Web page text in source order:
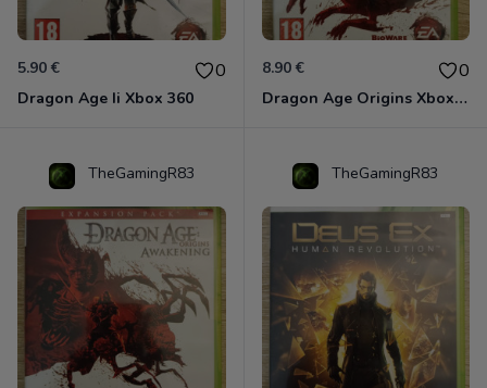
5.90 € 0
Dragon Age Ii Xbox 360
8.90 € 0
Dragon Age Origins Xbox 360
TheGamingR83 TheGamingR83